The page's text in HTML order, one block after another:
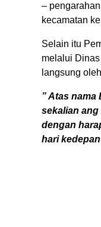
–
kecamatan
Selain itu
melalui
langsung
” Atas
sekalian
dengan
hari kedepan